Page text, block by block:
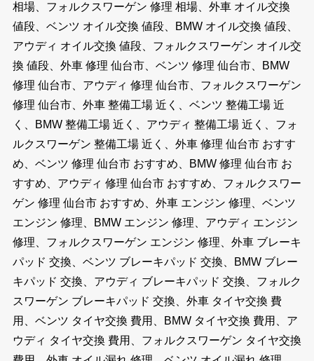
相場、フォルクスワーゲン 修理 相場、外車 オイル交換
値段、ベンツ オイル交換 値段、BMW オイル交換 値段、
アウディ オイル交換 値段、フォルクスワーゲン オイル交
換 値段、外車 修理 仙台市、ベンツ 修理 仙台市、BMW
修理 仙台市、アウディ 修理 仙台市、フォルクスワーゲン
修理 仙台市、外車 整備工場 近く、ベンツ 整備工場 近
く、BMW 整備工場 近く、アウディ 整備工場 近く、フォ
ルクスワーゲン 整備工場 近く、外車 修理 仙台市 おすす
め、ベンツ 修理 仙台市 おすすめ、BMW 修理 仙台市 お
すすめ、アウディ 修理 仙台市 おすすめ、フォルクスワー
ゲン 修理 仙台市 おすすめ、外車 エンジン 修理、ベンツ
エンジン 修理、BMW エンジン 修理、アウディ エンジン
修理、フォルクスワーゲン エンジン 修理、外車 ブレーキ
パッド 交換、ベンツ ブレーキパッド 交換、BMW ブレー
キパッド 交換、アウディ ブレーキパッド 交換、フォルク
スワーゲン ブレーキパッド 交換、外車 タイヤ交換 費
用、ベンツ タイヤ交換 費用、BMW タイヤ交換 費用、ア
ウディ タイヤ交換 費用、フォルクスワーゲン タイヤ交換